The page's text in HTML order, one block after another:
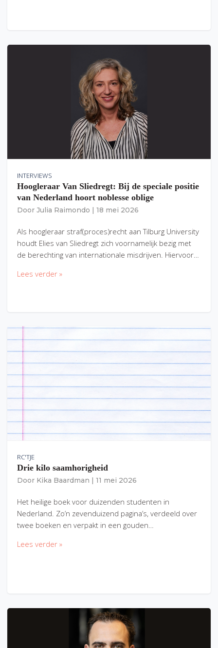
INTERVIEWS
Hoogleraar Van Sliedregt: Bij de speciale positie
van Nederland hoort noblesse oblige
Door Julia Raimondo 18 mei 2026
Als hoogleraar straf(proces)recht aan Tilburg University
houdt Elies van Sliedregt zich voornamelijk bezig met
de berechting van internationale misdrijven. Hiervoor…
Lees verder »
RC'TJE
Drie kilo saamhorigheid
Door Kika Baardman 11 mei 2026
Het heilige boek voor duizenden studenten in
Nederland. Zo’n zevenduizend pagina’s, verdeeld over
twee boeken en verpakt in een gouden…
Lees verder »